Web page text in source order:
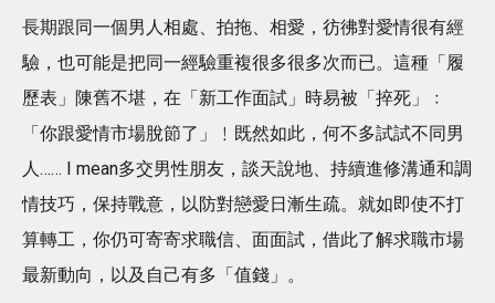
長期跟同一個男人相處、拍拖、相愛，彷彿對愛情很有經
驗，也可能是把同一經驗重複很多很多次而已。這種「履
歷表」陳舊不堪，在「新工作面試」時易被「捽死」﹕
「你跟愛情市場脫節了」﹗既然如此，何不多試試不同男
人…… I mean多交男性朋友，談天說地、持續進修溝通和調
情技巧，保持戰意，以防對戀愛日漸生疏。就如即使不打
算轉工，你仍可寄寄求職信、面面試，借此了解求職市場
最新動向，以及自己有多「值錢」。